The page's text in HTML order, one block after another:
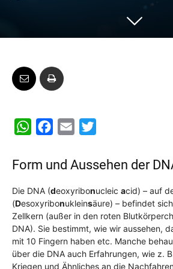
W
a
s
p
p
c
b
o
k
a
l
i
t
r
Form und Aussehen der
Die DNA (deoxyribonucleic acid) – auf
(Desoxyribonukleinsäure) – befindet
Zellkern (außer in den roten
DNA). Sie bestimmt, wie wir aussehen,
mit 10 Fingern haben etc. Manche
über die DNA auch Erfahrungen, wie z.
Kriegen und Ähnliches an die